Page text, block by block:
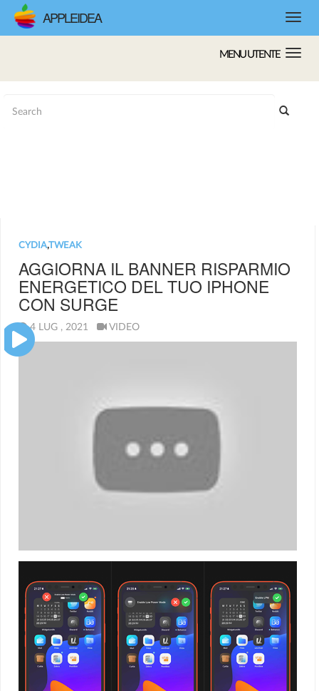
APPLEIDEA
MENU UTENTE
CYDIA,TWEAK
AGGIORNA IL BANNER RISPARMIO
ENERGETICO DEL TUO IPHONE
CON SURGE
4 LUG , 2021 VIDEO